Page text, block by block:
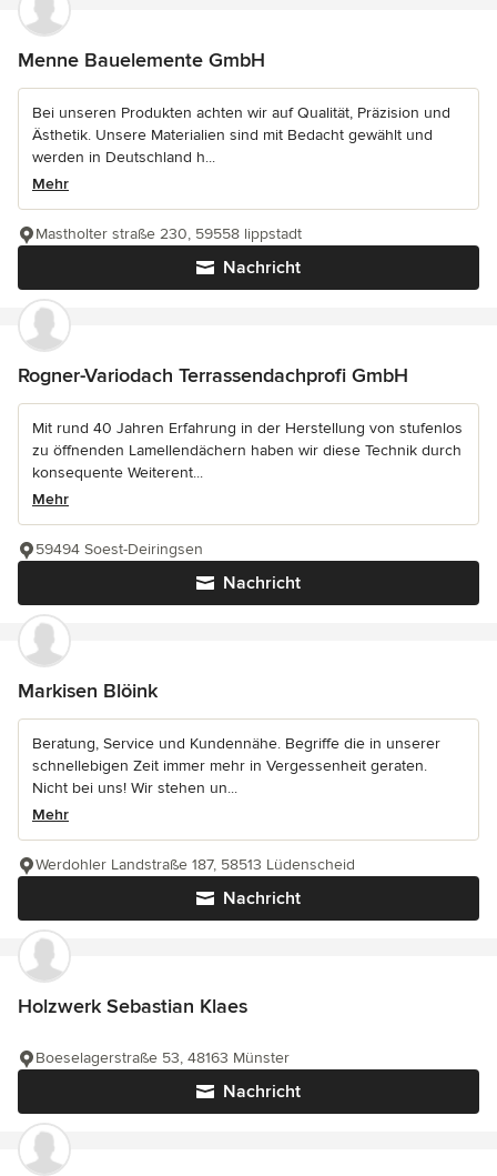
Menne Bauelemente GmbH
Bei unseren Produkten achten wir auf Qualität, Präzision und
Ästhetik. Unsere Materialien sind mit Bedacht gewählt und
werden in Deutschland h...
Mehr
Nachricht
Mastholter straße 230, 59558 lippstadt
Rogner-Variodach Terrassendachprofi GmbH
Mit rund 40 Jahren Erfahrung in der Herstellung von stufenlos
zu öffnenden Lamellendächern haben wir diese Technik durch
konsequente Weiterent...
Mehr
Nachricht
59494 Soest-Deiringsen
Markisen Blöink
Beratung, Service und Kundennähe. Begriffe die in unserer
schnellebigen Zeit immer mehr in Vergessenheit geraten.
Nicht bei uns! Wir stehen un...
Mehr
Nachricht
Werdohler Landstraße 187, 58513 Lüdenscheid
Holzwerk Sebastian Klaes
Nachricht
Boeselagerstraße 53, 48163 Münster